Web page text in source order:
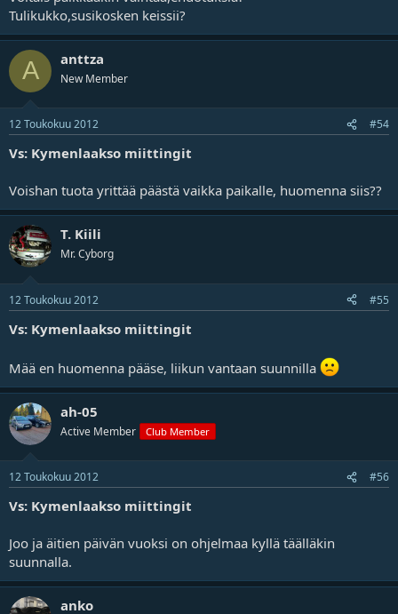
Tulikukko,susikosken keissii?
A anttza
New Member
12 Toukokuu 2012 #54
Vs: Kymenlaakso miittingit
Voishan tuota yrittää päästä vaikka paikalle, huomenna siis??
T. Kiili
Mr. Cyborg
12 Toukokuu 2012 #55
Vs: Kymenlaakso miittingit
Mää en huomenna pääse, liikun vantaan suunnilla
ah-05
Active Member Club Member
12 Toukokuu 2012 #56
Vs: Kymenlaakso miittingit
Joo ja äitien päivän vuoksi on ohjelmaa kyllä täälläkin
suunnalla.
anko